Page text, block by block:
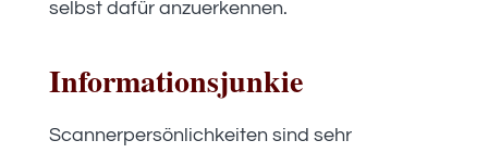
selbst dafür anzuerkennen.
Informationsjunkie
Scannerpersönlichkeiten sind sehr